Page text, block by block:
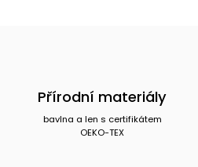
Přírodní materiály
bavlna a len s certifikátem
OEKO-TEX